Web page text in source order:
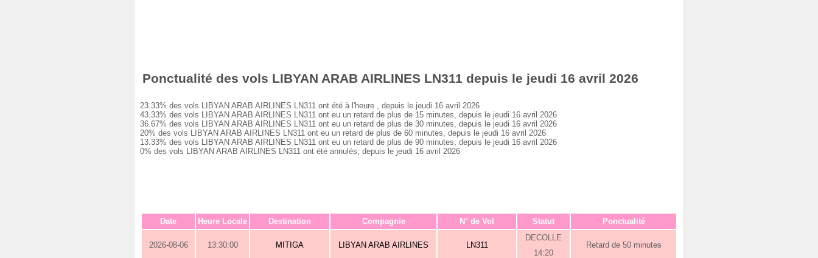
Ponctualité des vols LIBYAN ARAB AIRLINES LN311 depuis le jeudi 16 avril 2026
23.33% des vols LIBYAN ARAB AIRLINES LN311 ont été à l'heure , depuis le jeudi 16 avril 2026
43.33% des vols LIBYAN ARAB AIRLINES LN311 ont eu un retard de plus de 15 minutes, depuis le jeudi 16 avril 2026
36.67% des vols LIBYAN ARAB AIRLINES LN311 ont eu un retard de plus de 30 minutes, depuis le jeudi 16 avril 2026
20% des vols LIBYAN ARAB AIRLINES LN311 ont eu un retard de plus de 60 minutes, depuis le jeudi 16 avril 2026
13.33% des vols LIBYAN ARAB AIRLINES LN311 ont eu un retard de plus de 90 minutes, depuis le jeudi 16 avril 2026
0% des vols LIBYAN ARAB AIRLINES LN311 ont été annulés, depuis le jeudi 16 avril 2026
Date Heure Locale Destination Compagnie N° de Vol Statut Ponctualité
2026-08-06 13:30:00 MITIGA LIBYAN ARAB AIRLINES LN311
DECOLLE
14:20
Retard de 50 minutes